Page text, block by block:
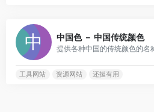
中国色 － 中国传统颜色
工具网站 资源网站 还挺有用